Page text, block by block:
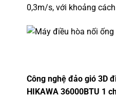
0,3m/s, với khoảng
Công nghệ đảo gió 3D
HIKAWA 36000BTU 1